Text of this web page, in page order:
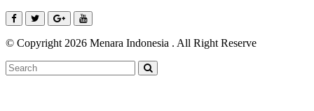
© Copyright 2026 Menara Indonesia . All Right Reserve